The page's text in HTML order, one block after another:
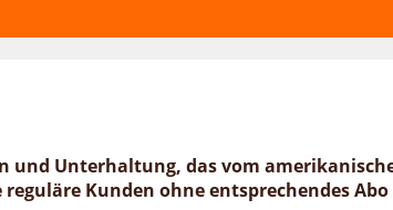
Unterhaltung, das vom
Kunden ohne entsprechendes